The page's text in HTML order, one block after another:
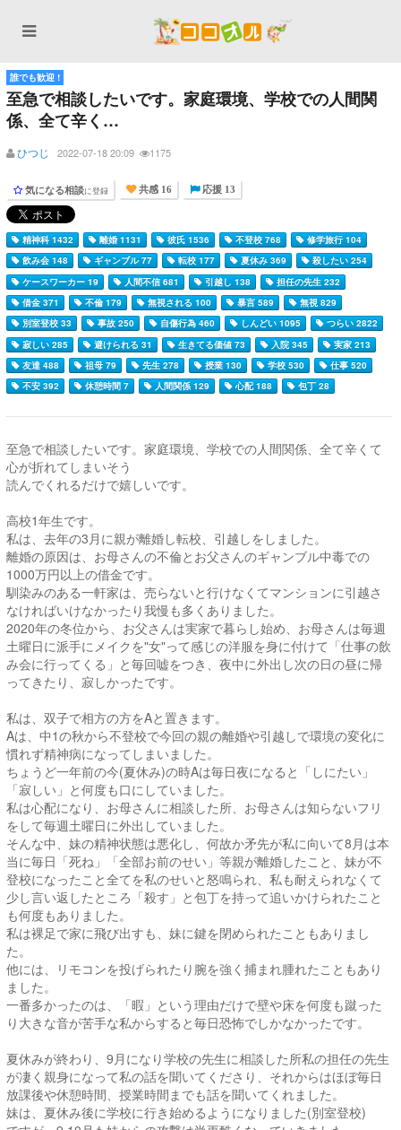
誰でも歓迎 !
至急で相談したいです。家庭環境、学校での人間関
係、全て辛く…
ひつじ 2022-07-18 20:09 1175
気になる相談に登録 共感 16 応援 13
精神科 1432 離婚 1131 彼氏 1536 不登校 768
修学旅行 104
飲み会 148
ギャンブル 77 転校 177 夏休み 369
殺したい 254
ケースワーカー 19
人間不信 681 引越し 138
担任の先生 232
借金 371
不倫 179 無視される 100 暴言 589
無視 829
別室登校 33
事故 250 自傷行為 460 しんどい 1095
つらい 2822
寂しい 285
避けられる 31 生きてる価値 73 入院 345
実家 213
友達 488
祖母 79 先生 278 授業 130 学校 530
仕事 520
不安 392
休憩時間 7 人間関係 129 心配 188 包丁 28
至急で相談したいです。家庭環境、学校での人間関係、全て辛くて
心が折れてしまいそう
読んでくれるだけで嬉しいです。
高校1年生です。
私は、去年の3月に親が離婚し転校、引越しをしました。
離婚の原因は、お母さんの不倫とお父さんのギャンブル中毒での
1000万円以上の借金です。
馴染みのある一軒家は、売らないと行けなくてマンションに引越さ
なければいけなかったり我慢も多くありました。
2020年の冬位から、お父さんは実家で暮らし始め、お母さんは毎週
土曜日に派手にメイクを"女"って感じの洋服を身に付けて「仕事の飲
み会に行ってくる」と毎回嘘をつき、夜中に外出し次の日の昼に帰
ってきたり、寂しかったです。
私は、双子で相方の方をAと置きます。
Aは、中1の秋から不登校で今回の親の離婚や引越しで環境の変化に
慣れず精神病になってしまいました。
ちょうど一年前の今(夏休み)の時Aは毎日夜になると「しにたい」
「寂しい」と何度も口にしていました。
私は心配になり、お母さんに相談した所、お母さんは知らないフリ
をして毎週土曜日に外出していました。
そんな中、妹の精神状態は悪化し、何故か矛先が私に向いて8月は本
当に毎日「死ね」「全部お前のせい」等親が離婚したこと、妹が不
登校になったこと全てを私のせいと怒鳴られ、私も耐えられなくて
少し言い返したところ「殺す」と包丁を持って追いかけられたこと
も何度もありました。
私は裸足で家に飛び出すも、妹に鍵を閉められたこともありまし
た。
他には、リモコンを投げられたり腕を強く捕まれ腫れたこともあり
ました。
一番多かったのは、「暇」という理由だけで壁や床を何度も蹴った
り大きな音が苦手な私からすると毎日恐怖でしかなかったです。
夏休みが終わり、9月になり学校の先生に相談した所私の担任の先生
が凄く親身になって私の話を聞いてくださり、それからはほぼ毎日
放課後や休憩時間、授業時間までも話を聞いてくれました。
妹は、夏休み後に学校に行き始めるようになりました(別室登校)